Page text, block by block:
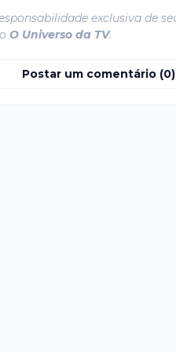
exclusiva de
O Universo da TV.
Postar um comentário (0)